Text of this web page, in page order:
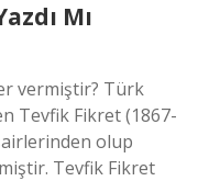
Mı
vermiştir? Türk
Tevfik Fikret (1867-
olup
Tevfik Fikret